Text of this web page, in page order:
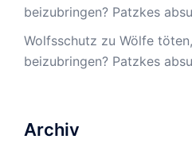
beizubringen? Patzkes
Wolfsschutz zu Wölfe
beizubringen? Patzkes
Archiv